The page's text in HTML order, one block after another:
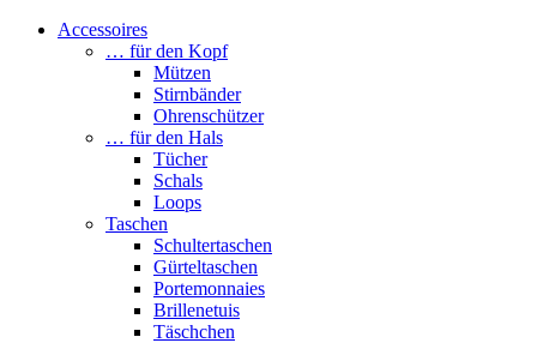
Accessoires
… für den Kopf
Mützen
Stirnbänder
Ohrenschützer
… für den Hals
Tücher
Schals
Loops
Taschen
Schultertaschen
Gürteltaschen
Portemonnaies
Brillenetuis
Täschchen